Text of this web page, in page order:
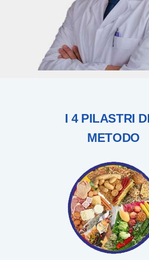
CONTATTI
I 4 PILASTRI
METODO